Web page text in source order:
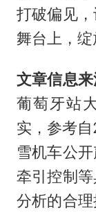
打破偏见
舞台上，绽
文章信息来
葡萄牙站
实，参考
雪机车公
牵引控制
分析的合